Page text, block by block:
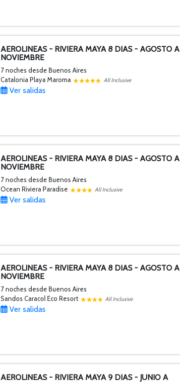
AEROLINEAS - RIVIERA MAYA 8 DIAS - AGOSTO A
NOVIEMBRE
7 noches desde Buenos Aires
Catalonia Playa Maroma
All Inclusive
Ver salidas
AEROLINEAS - RIVIERA MAYA 8 DIAS - AGOSTO A
NOVIEMBRE
7 noches desde Buenos Aires
Ocean Riviera Paradise
All Inclusive
Ver salidas
AEROLINEAS - RIVIERA MAYA 8 DIAS - AGOSTO A
NOVIEMBRE
7 noches desde Buenos Aires
Sandos Caracol Eco Resort
All Inclusive
Ver salidas
AEROLINEAS - RIVIERA MAYA 9 DIAS - JUNIO A